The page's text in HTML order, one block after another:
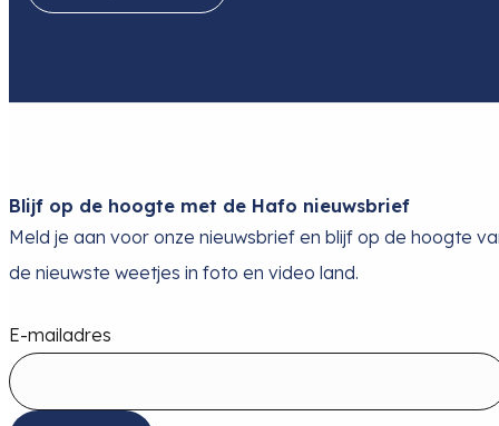
Blijf op de hoogte met de Hafo nieuwsbrief
Meld je aan voor onze nieuwsbrief en blijf op de hoogte
de nieuwste weetjes in foto en video land.
E-mailadres